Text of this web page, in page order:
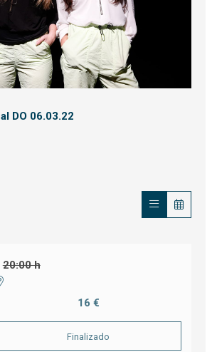
al DO 06.03.22
20:00 h
16 €
Finalizado